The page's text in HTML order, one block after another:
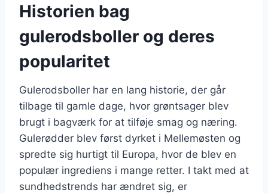
Historien bag
gulerodsboller og deres
popularitet
Gulerodsboller har en lang historie, der går
tilbage til gamle dage, hvor grøntsager blev
brugt i bagværk for at tilføje smag og næring.
Gulerødder blev først dyrket i Mellemøsten og
spredte sig hurtigt til Europa, hvor de blev en
populær ingrediens i mange retter. I takt med at
sundhedstrends har ændret sig, er